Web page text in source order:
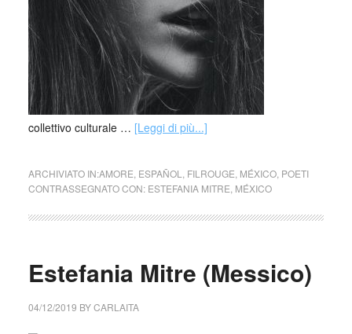
collettivo culturale … [Leggi di più...]
ARCHIVIATO IN:AMORE ESPAÑOL FILROUGE MÉXICO, POETI
CONTRASSEGNATO CON: ESTEFANIA MITRE MÉXICO
Estefania Mitre (Messico)
04/12/2019 BYCARLAITA